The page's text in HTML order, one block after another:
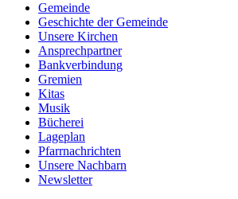
Gemeinde
Geschichte der Gemeinde
Unsere Kirchen
Ansprechpartner
Bankverbindung
Gremien
Kitas
Musik
Bücherei
Lageplan
Pfarrnachrichten
Unsere Nachbarn
Newsletter